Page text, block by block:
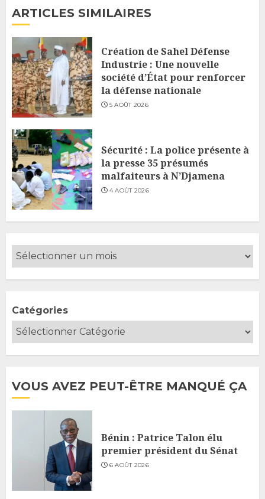
ARTICLES SIMILAIRES
Création de Sahel Défense
Industrie : Une nouvelle
société d’État pour renforcer
la défense nationale
5 AOÛT 2026
Sécurité : La police présente à
la presse 35 présumés
malfaiteurs à N’Djamena
4 AOÛT 2026
Catégories
VOUS AVEZ PEUT-ÊTRE MANQUÉ ÇA
Bénin : Patrice Talon élu
premier président du Sénat
6 AOÛT 2026